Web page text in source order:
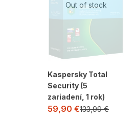
Out of stock
Kaspersky Total
Security (5
zariadení, 1 rok)
59,90 €133,99€